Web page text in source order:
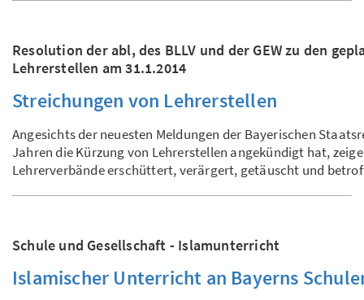
Resolution der abl, des BLLV und der GEW zu den
Lehrerstellen am 31.1.2014
Streichungen von Lehrerstellen
Angesichts der neuesten Meldungen der Bayerischen
Jahren die Kürzung von Lehrerstellen angekündigt hat,
Lehrerverbände erschüttert, verärgert, getäuscht und
Schule und Gesellschaft - Islamunterricht
Islamischer Unterricht an Bayerns